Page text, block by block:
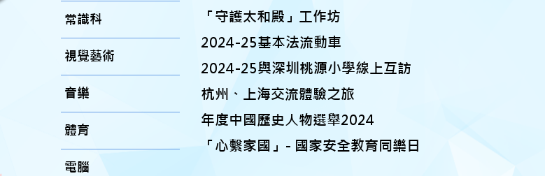
常識科
視覺藝術
音樂
體育
電腦
「守護太和殿」工作坊
2024-25基本法流動車
2024-25與深圳桃源小學線上互訪
杭州、上海交流體驗之旅
年度中國歷史人物選舉2024
「心繫家國」- 國家安全教育同樂日